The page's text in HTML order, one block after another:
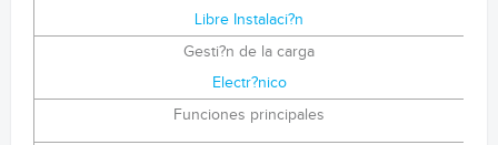
Libre Instalaci?n
Gesti?n de la carga
Electr?nico
Funciones principales